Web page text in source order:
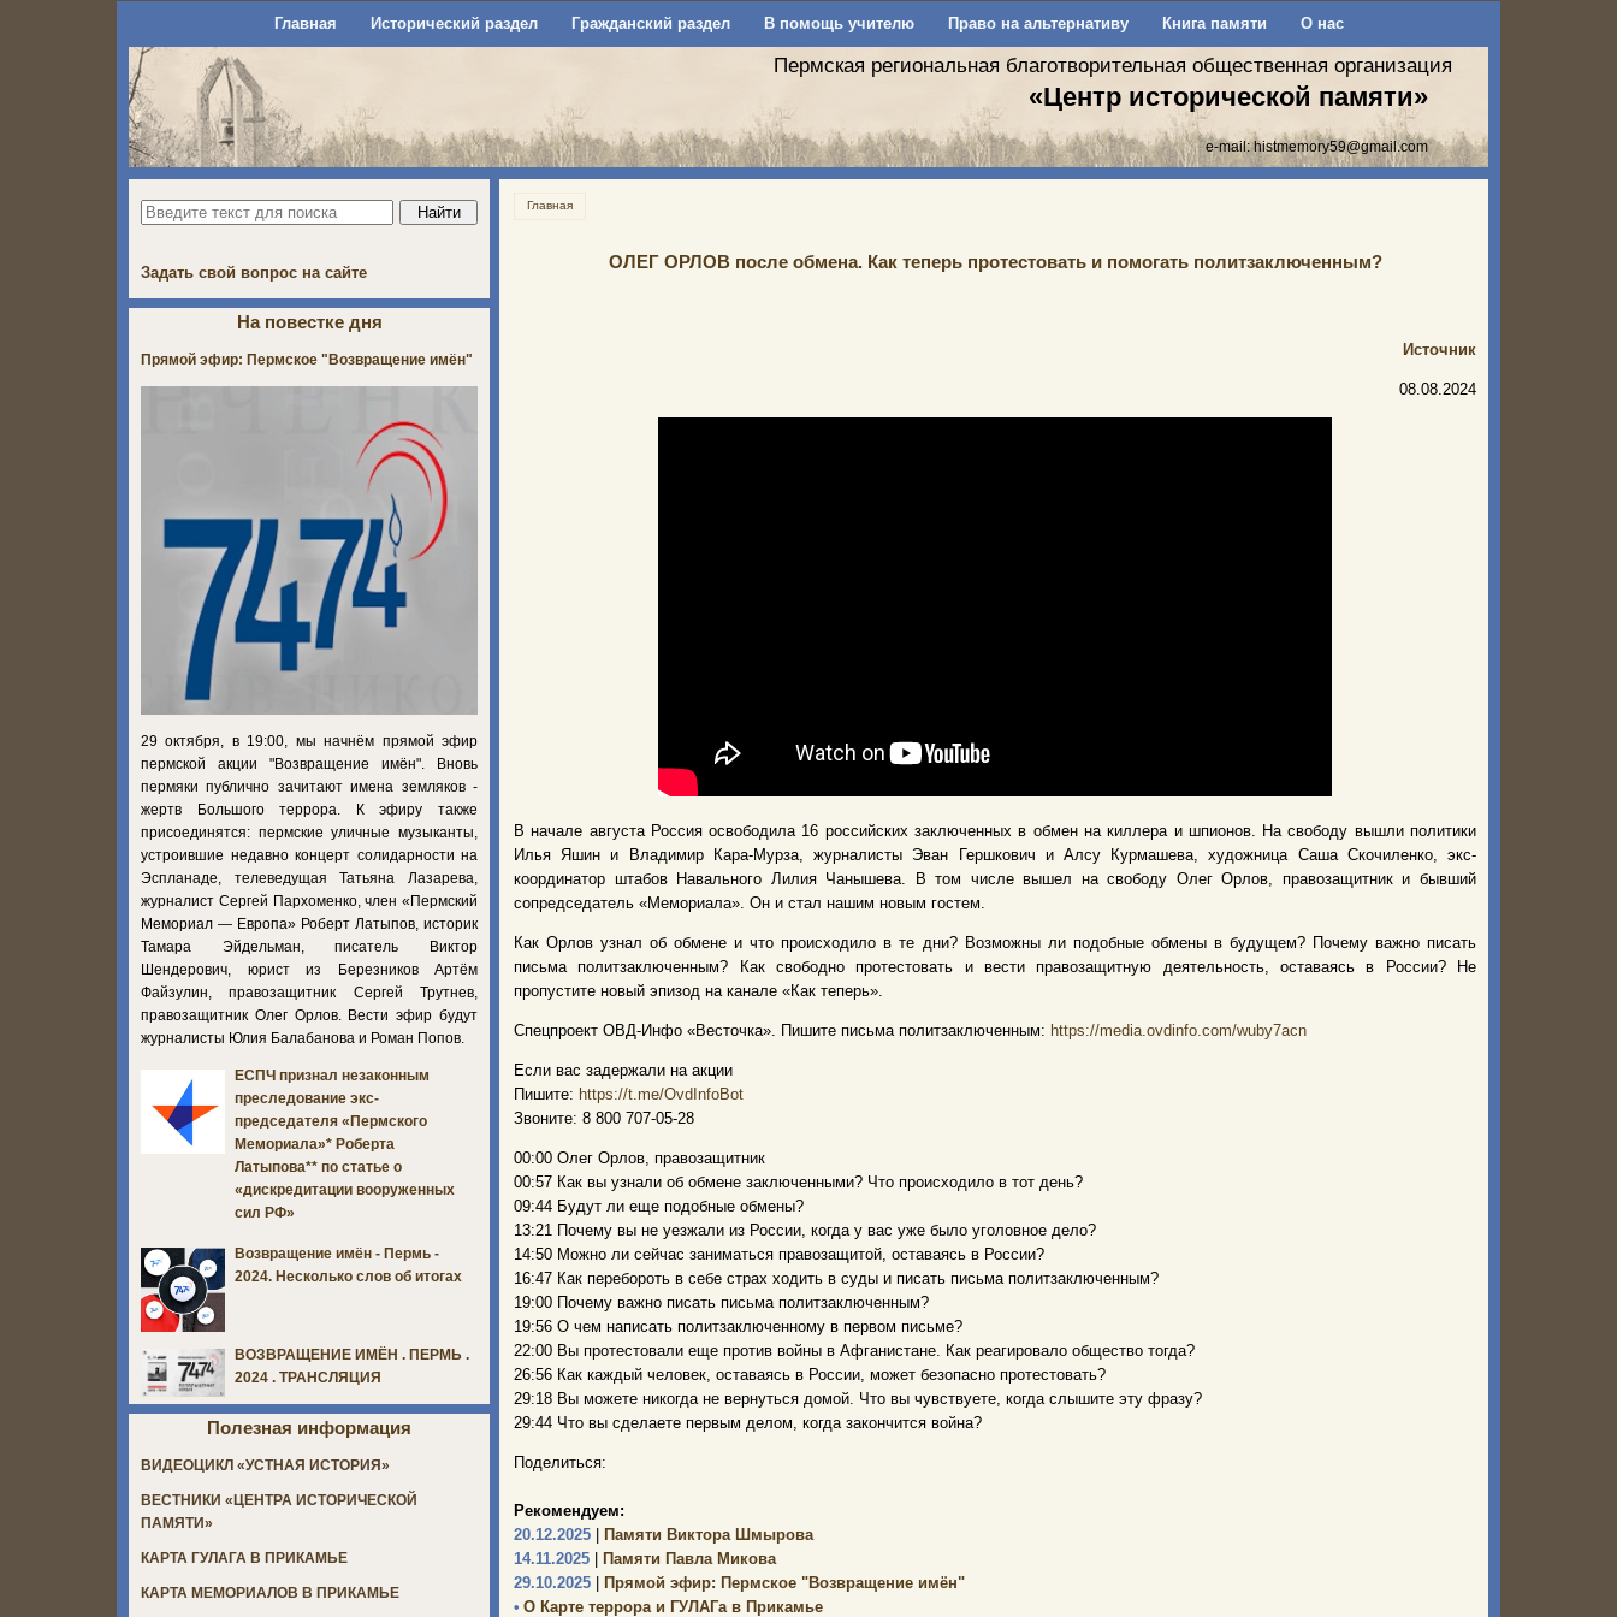
Главная Исторический раздел Гражданский раздел В помощь учителю Право на альтернативу Книга памяти О нас
Пермская региональная благотворительная общественная организация
«Центр исторической памяти»
e-mail:histmemory59@gmail.com
Главная
ОЛЕГ ОРЛОВ после обмена. Как теперь протестовать и помогать политзаключенным?
Источник
08.08.2024
В начале августа Россия освободила 16 российских заключенных в обмен на киллера и шпионов. На свободу вышли политики
Илья Яшин и Владимир Кара-Мурза, журналисты Эван Гершкович и Алсу Курмашева, художница Саша Скочиленко, экс-
координатор штабов Навального Лилия Чанышева. В том числе вышел на свободу Олег Орлов, правозащитник и бывший
сопредседатель «Мемориала». Он и стал нашим новым гостем.
Как Орлов узнал об обмене и что происходило в те дни? Возможны ли подобные обмены в будущем? Почему важно писать
письма политзаключенным? Как свободно протестовать и вести правозащитную деятельность, оставаясь в России? Не
пропустите новый эпизод на канале «Как теперь».
Спецпроект ОВД-Инфо «Весточка». Пишите письма политзаключенным: https://media.ovdinfo.com/wuby7acn
Если вас задержали на акции
Пишите: https://t.me/OvdInfoBot
Звоните: 8 800 707-05-28
00:00 Олег Орлов, правозащитник
00:57 Как вы узнали об обмене заключенными? Что происходило в тот день?
09:44 Будут ли еще подобные обмены?
13:21 Почему вы не уезжали из России, когда у вас уже было уголовное дело?
14:50 Можно ли сейчас заниматься правозащитой, оставаясь в России?
16:47 Как перебороть в себе страх ходить в суды и писать письма политзаключенным?
19:00 Почему важно писать письма политзаключенным?
19:56 О чем написать политзаключенному в первом письме?
22:00 Вы протестовали еще против войны в Афганистане. Как реагировало общество тогда?
26:56 Как каждый человек, оставаясь в России, может безопасно протестовать?
29:18 Вы можете никогда не вернуться домой. Что вы чувствуете, когда слышите эту фразу?
29:44 Что вы сделаете первым делом, когда закончится война?
Поделиться:
Рекомендуем:
20.12.2025
Памяти Виктора Шмырова
14.11.2025
Памяти Павла Микова
29.10.2025
Прямой эфир: Пермское "Возвращение имён"
• О Карте террора и ГУЛАГа в Прикамье
Задать свой вопрос на сайте
На повестке дня
Прямой эфир: Пермское "Возвращение имён"
29 октября, в 19:00, мы начнём прямой эфир
пермской акции "Возвращение имён". Вновь
пермяки публично зачитают имена земляков -
жертв Большого террора. К эфиру также
присоединятся: пермские уличные музыканты,
устроившие недавно концерт солидарности на
Эспланаде, телеведущая Татьяна Лазарева,
журналист Сергей Пархоменко, член «Пермский
Мемориал — Европа» Роберт Латыпов, историк
Тамара Эйдельман, писатель Виктор
Шендерович, юрист из Березников Артём
Файзулин, правозащитник Сергей Трутнев,
правозащитник Олег Орлов. Вести эфир будут
журналисты Юлия Балабанова и Роман Попов.
ЕСПЧ признал незаконным
преследование экс-
председателя «Пермского
Мемориала»* Роберта
Латыпова** по статье о
«дискредитации вооруженных
сил РФ»
Возвращение имён - Пермь -
2024. Несколько слов об итогах
ВОЗВРАЩЕНИЕ ИМЁН . ПЕРМЬ .
2024 . ТРАНСЛЯЦИЯ
Полезная информация
ВИДЕОЦИКЛ «УСТНАЯ ИСТОРИЯ»
ВЕСТНИКИ «ЦЕНТРА ИСТОРИЧЕСКОЙ
ПАМЯТИ»
КАРТА ГУЛАГА В ПРИКАМЬЕ
КАРТА МЕМОРИАЛОВ В ПРИКАМЬЕ